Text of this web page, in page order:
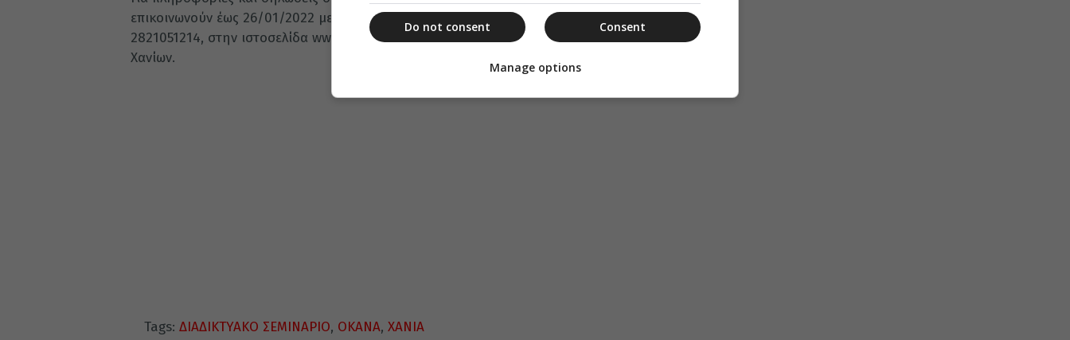
επικοινωνούν έως 26/01/2022 με τη συντονίστρια στα τηλέφωνα 2821028166,
2821051214, στην ιστοσελίδα www.prolipsichania.gr και στο f: Κέντρο Πρόληψης Π.Ε
Χανίων.
Tags: ΔΙΑΔΙΚΤΥΑΚΟ ΣΕΜΙΝΑΡΙΟ, ΟΚΑΝΑ, ΧΑΝΙΑ
Consent
Do not consent
Manage options